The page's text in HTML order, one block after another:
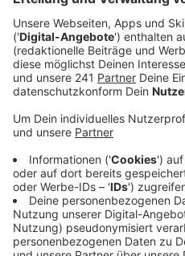
In Leverkusen gibt es einen
meldet die
ein krankes Tier entdeckt.
Tularämie genannt, befällt
Menschen und Haustiere
Übertragungsweg erfolgt
direkten Kontakt.
Anzeige